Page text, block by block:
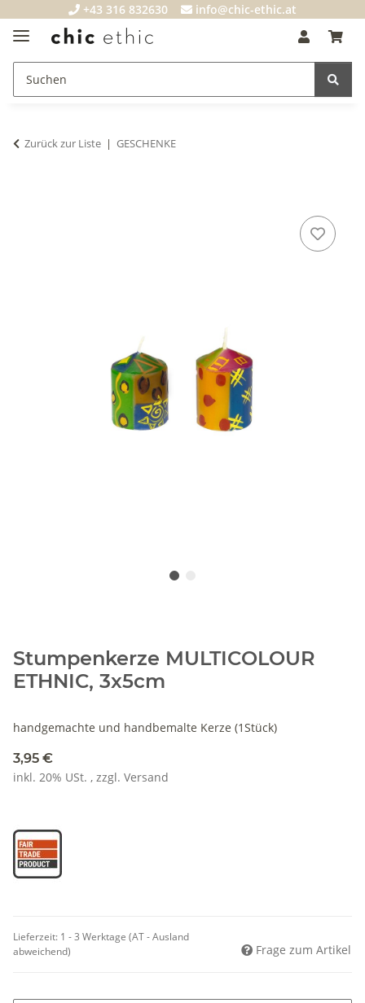
+43 316 832630 info@chic-ethic.at
Zurück zur Liste GESCHENKE
Stumpenkerze MULTICOLOUR
ETHNIC, 3x5cm
handgemachte und handbemalte Kerze (1Stück)
3,95 €
inkl. 20% USt. , zzgl. Versand
Lieferzeit: 1 - 3 Werktage (AT - Ausland
abweichend)
Frage zum Artikel